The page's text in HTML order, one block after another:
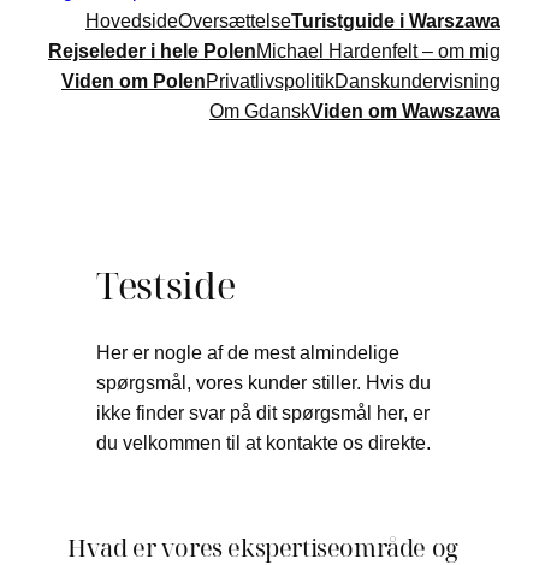
HovedsideOversættelseTuristguide i Warszawa
Rejseleder i hele PolenMichael Hardenfelt – om mig
Viden om PolenPrivatlivspolitikDanskundervisning
Om GdanskViden om Wawszawa
Testside
Her er nogle af de mest almindelige
spørgsmål, vores kunder stiller. Hvis du
ikke finder svar på dit spørgsmål her, er
du velkommen til at kontakte os direkte.
Hvad er vores ekspertiseområde og